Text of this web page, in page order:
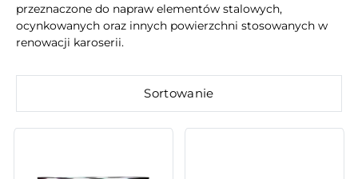
przeznaczone do napraw elementów stalowych,
ocynkowanych oraz innych powierzchni stosowanych w
renowacji karoserii.
Sortowanie